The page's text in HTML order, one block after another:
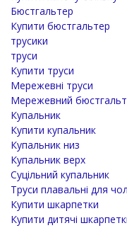
Бюстгальтер
Купити бюстгальтер
трусики
труси
Купити труси
Мережевні труси
Мережевний
Купальник
Купити купальник
Купальник низ
Купальник верх
Суцільний купальник
Труси плавальні для
Купити шкарпетки
Купити дитячі